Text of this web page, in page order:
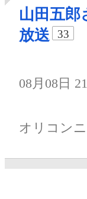
山田五郎
放送
33
08月08日
オリコン